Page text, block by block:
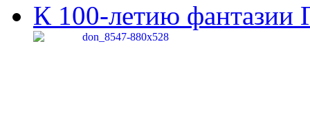
К 100-летию фантазии